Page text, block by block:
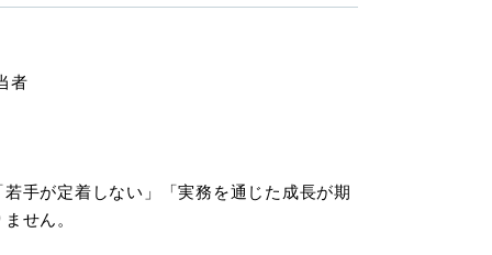
者
手が定着しない」「実務を通じた成長が期
せん。